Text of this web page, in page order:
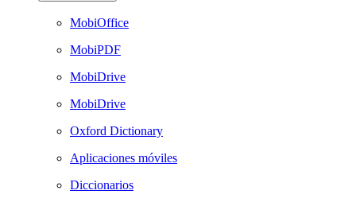
MobiOffice
MobiPDF
MobiDrive
MobiDrive
Oxford Dictionary
Aplicaciones móviles
Diccionarios